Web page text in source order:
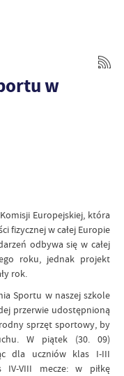
w
Europejskiej, która
fizycznej w całej Europie
odbywa się w całej
roku, jednak projekt
rok.
Sportu w naszej szkole
przerwie udostępnioną
sprzęt sportowy, by
W piątek (30. 09)
dla uczniów klas I-III
VIII mecze: w piłkę